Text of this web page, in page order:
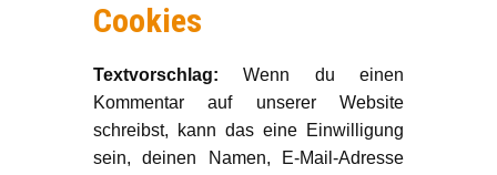
Cookies
Textvorschlag:Wenn du einen
Kommentar auf unserer Website
schreibst, kann das eine Einwilligung
sein, deinen Namen, E-Mail-Adresse